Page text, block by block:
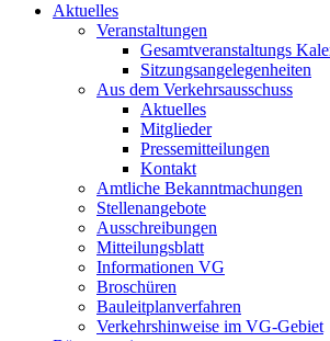
Aktuelles
Veranstaltungen
Gesamtveranstaltungs
Sitzungsangelegenheiten
Aus dem Verkehrsausschuss
Aktuelles
Mitglieder
Pressemitteilungen
Kontakt
Amtliche Bekanntmachungen
Stellenangebote
Ausschreibungen
Mitteilungsblatt
Informationen VG
Broschüren
Bauleitplanverfahren
Verkehrshinweise im VG-Gebiet